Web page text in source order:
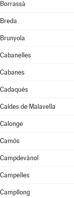
Borrassà
Breda
Brunyola
Cabanelles
Cabanes
Cadaqués
Caldes de Malavella
Calonge
Camós
Campdevànol
Campelles
Campllong